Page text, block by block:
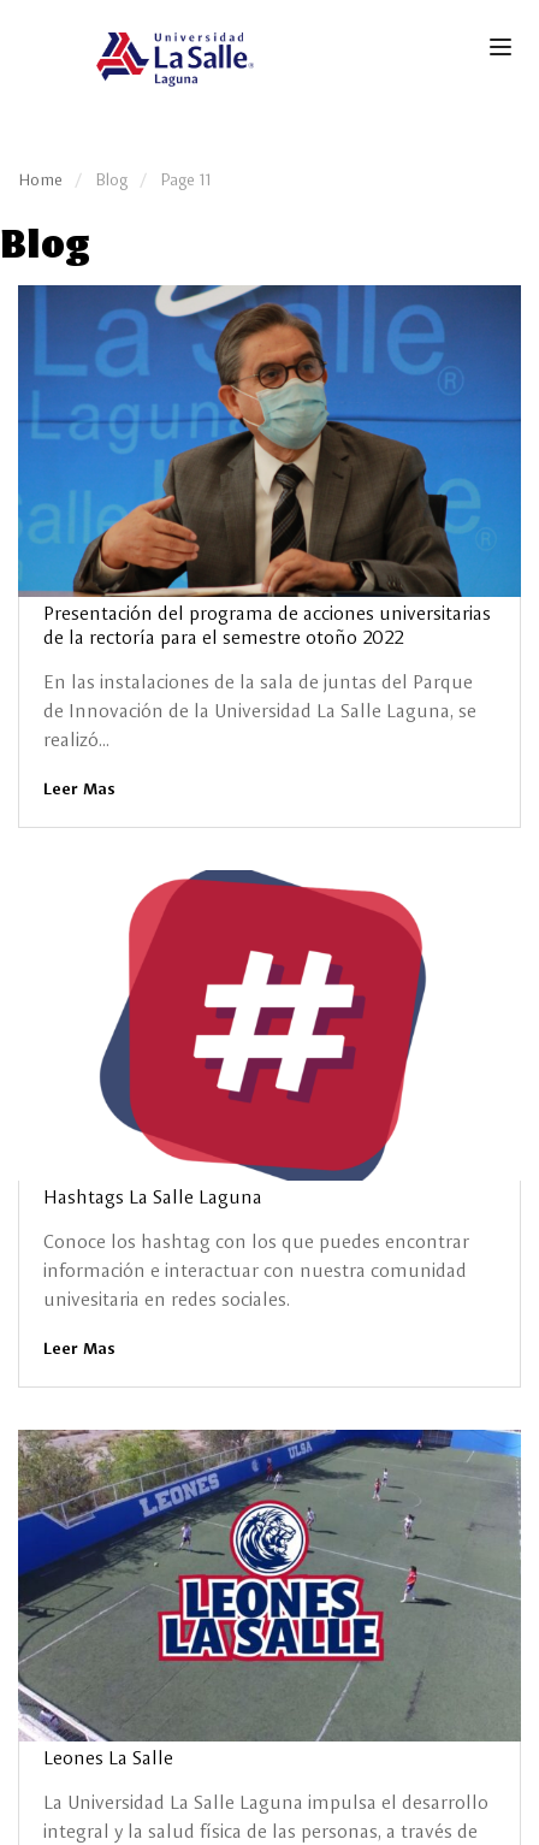
Home Blog Page 11
Blog
Presentación del programa de acciones universitarias
de la rectoría para el semestre otoño 2022
En las instalaciones de la sala de juntas del Parque
de Innovación de la Universidad La Salle Laguna, se
realizó...
Leer Mas
Hashtags La Salle Laguna
Conoce los hashtag con los que puedes encontrar
información e interactuar con nuestra comunidad
univesitaria en redes sociales.
Leer Mas
Leones La Salle
La Universidad La Salle Laguna impulsa el desarrollo
integral y la salud física de las personas, a través de